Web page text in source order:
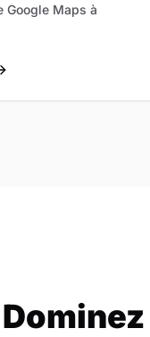
Google Maps à